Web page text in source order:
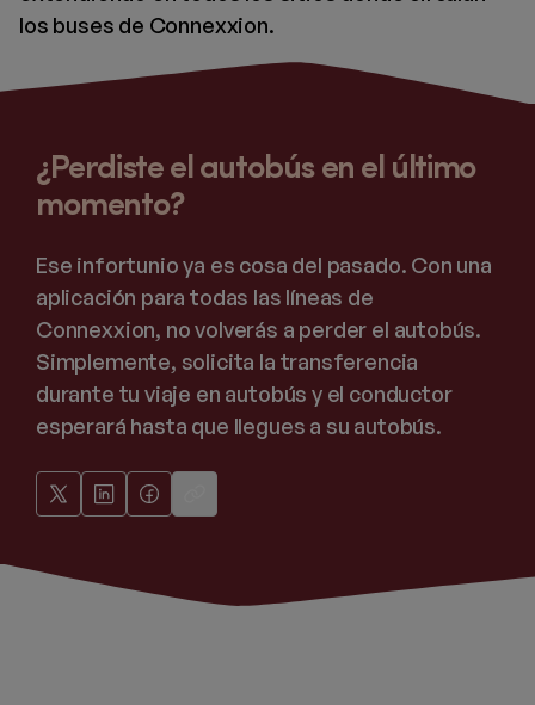
los buses de Connexxion.
¿Perdiste el autobús en el último
momento?
Ese infortunio ya es cosa del pasado. Con una
aplicación para todas las líneas de
Connexxion, no volverás a perder el autobús.
Simplemente, solicita la transferencia
durante tu viaje en autobús y el conductor
esperará hasta que llegues a su autobús.